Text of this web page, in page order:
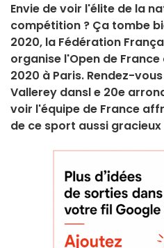
Envie de voir l'élite de la
compétition ? Ça tombe
2020, la Fédération
organise l'Open de
2020 à Paris. Rendez-
Vallerey dansl e 20e
voir l'équipe de France
de ce sport aussi